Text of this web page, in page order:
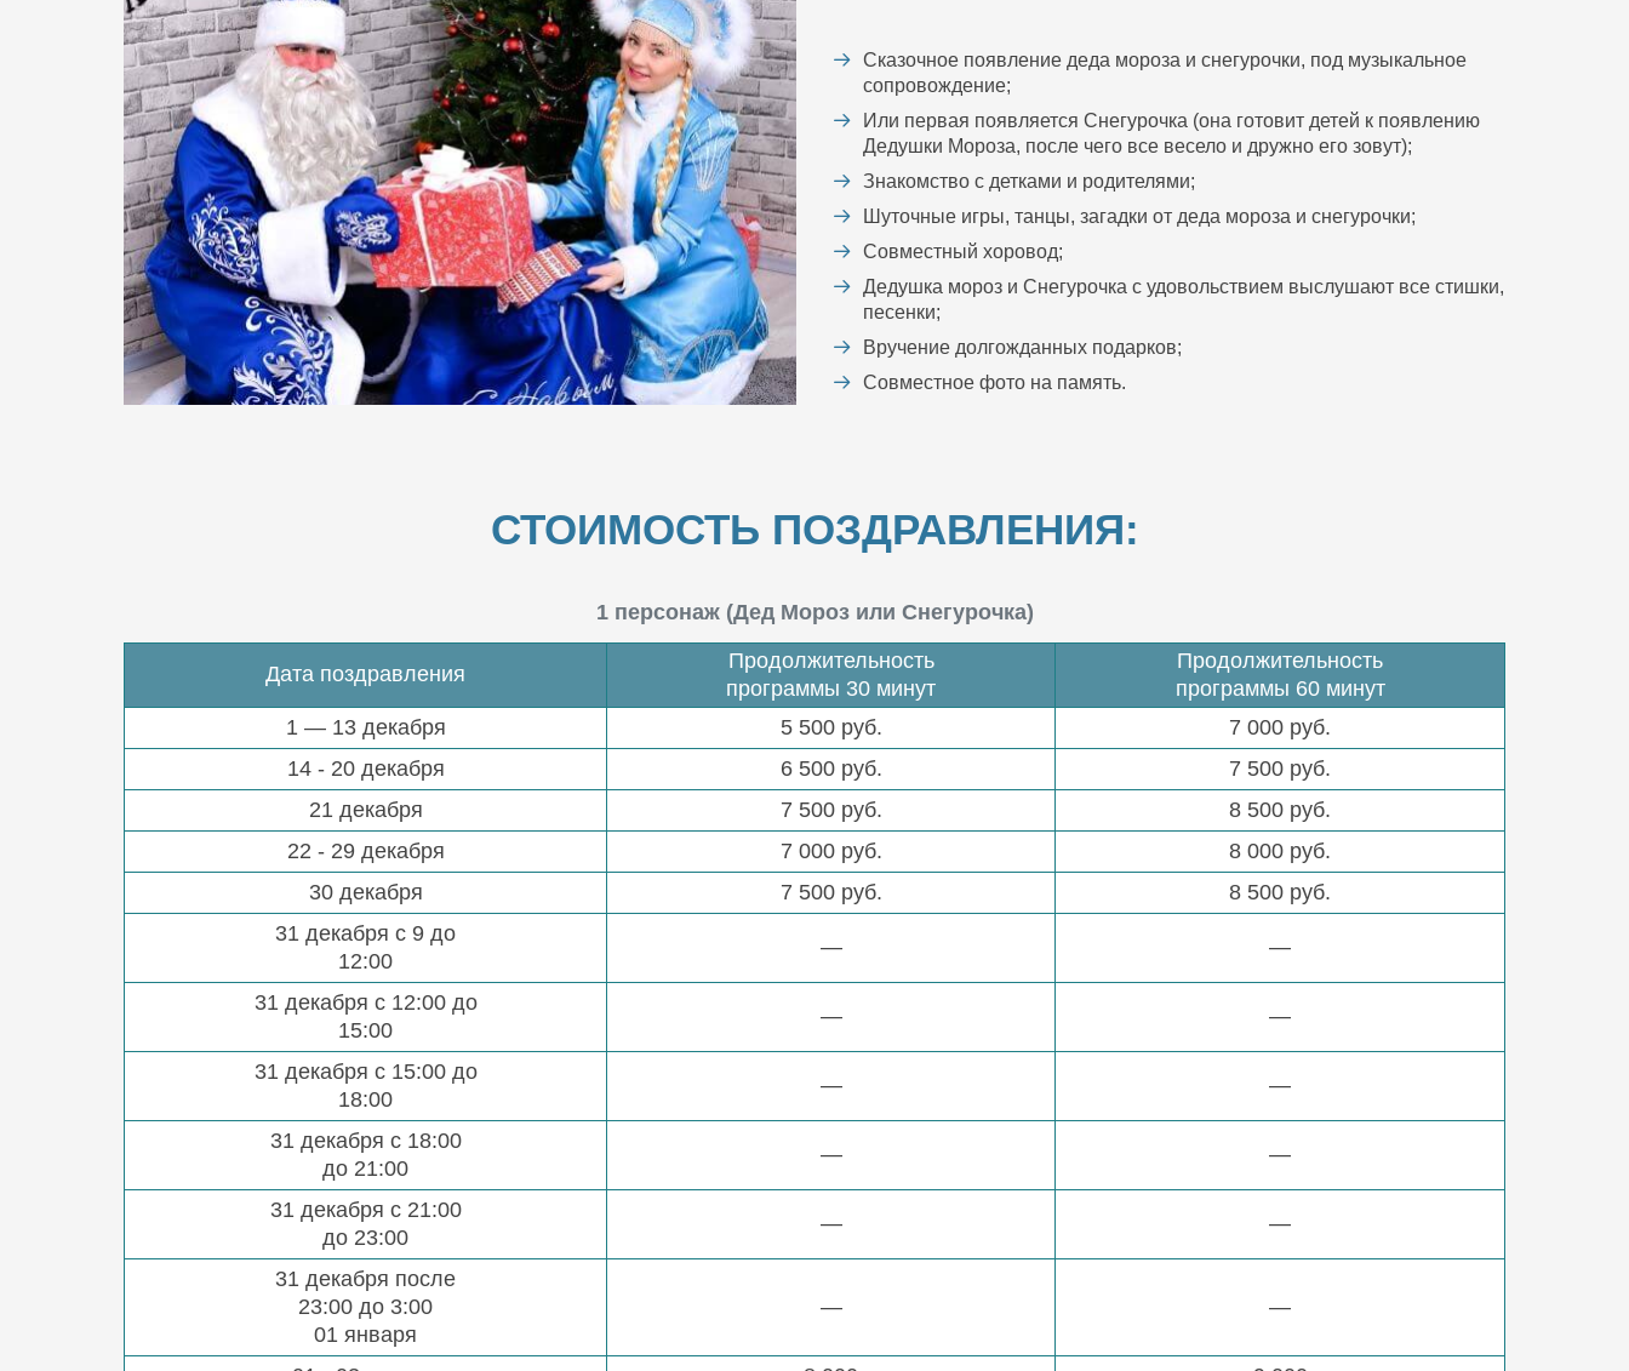
Сказочное появление деда мороза и снегурочки, под музыкальное
сопровождение;
Или первая появляется Снегурочка (она готовит детей к появлению
Дедушки Мороза, после чего все весело и дружно его зовут);
Знакомство с детками и родителями;
Шуточные игры, танцы, загадки от деда мороза и снегурочки;
Совместный хоровод;
Дедушка мороз и Снегурочка с удовольствием выслушают все стишки,
песенки;
Вручение долгожданных подарков;
Совместное фото на память.
СТОИМОСТЬ ПОЗДРАВЛЕНИЯ:
1 персонаж (Дед Мороз или Снегурочка)
Дата поздравления
Продолжительность
программы 30 минут
Продолжительность
программы 60 минут
1 — 13 декабря
5 500 руб.
7 000 руб.
14 - 20 декабря
6 500 руб.
7 500 руб.
21 декабря
7 500 руб.
8 500 руб.
22 - 29 декабря
7 000 руб.
8 000 руб.
30 декабря
7 500 руб.
8 500 руб.
31 декабря с 9 до
12:00
— —
31 декабря с 12:00 до
15:00
— —
31 декабря с 15:00 до
18:00
— —
31 декабря с 18:00
до 21:00
— —
31 декабря с 21:00
до 23:00
— —
31 декабря после
23:00 до 3:00
01 января
— —